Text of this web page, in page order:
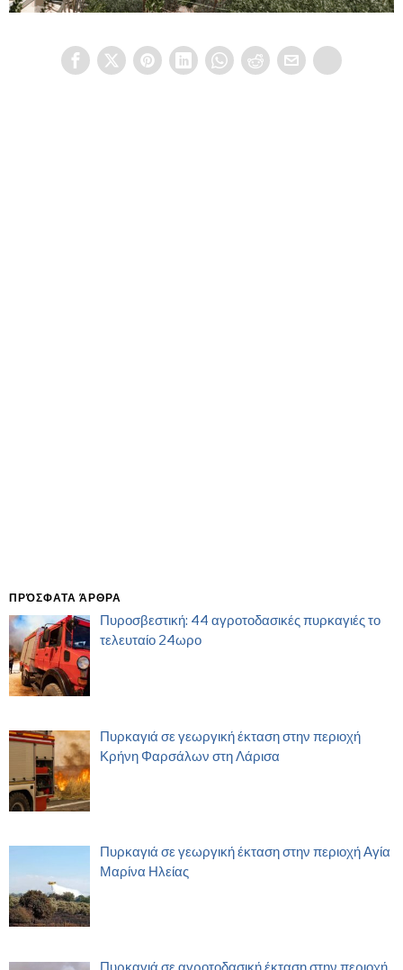
ΠΡΌΣΦΑΤΑ ΆΡΘΡΑ
Πυροσβεστική: 44 αγροτοδασικές πυρκαγιές το
τελευταίο 24ωρο
Πυρκαγιά σε γεωργική έκταση στην περιοχή
Κρήνη Φαρσάλων στη Λάρισα
Πυρκαγιά σε γεωργική έκταση στην περιοχή Αγία
Μαρίνα Ηλείας